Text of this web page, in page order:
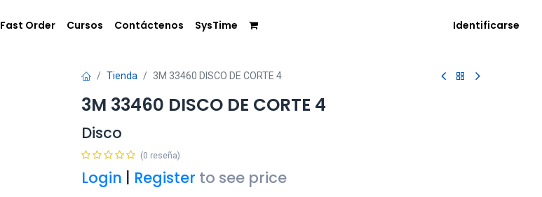
Fast Order Cursos Contáctenos SysTime Identificarse
Tienda 3M 33460 DISCO DE CORTE 4
3M 33460 DISCO DE CORTE 4
Disco
(0 reseña)
Login Register to see price